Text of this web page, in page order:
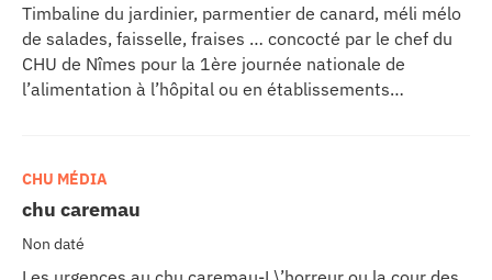
Timbaline du jardinier, parmentier de canard, méli mélo
de salades, faisselle, fraises … concocté par le chef du
CHU de Nîmes pour la 1ère journée nationale de
l’alimentation à l’hôpital ou en établissements
établissements. Ce repas, déclinable en différentes
textures, sera adapté aux besoins et handicaps de
chacun.
chu caremau
Non daté
CHU MÉDIA